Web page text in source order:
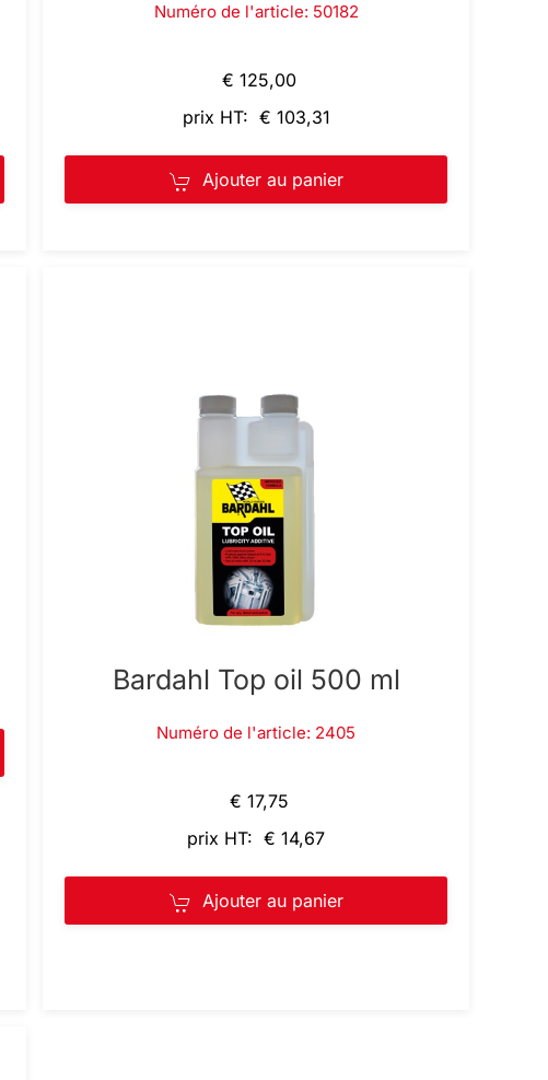
Numéro de l'article: 50182
€ 125,00
prix HT: € 103,31
Ajouter au panier
Bardahl Top oil 500 ml
Numéro de l'article: 2405
€ 17,75
prix HT: € 14,67
Ajouter au panier